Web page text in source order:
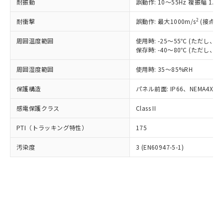
耐振動 誤動作: 10～55Hz 複振幅
耐衝撃 誤動作: 最大1000m/s2 (接点
周囲温度範囲
使用時: -25～55℃ (ただし、氷
保存時: -40～80℃ (ただし、氷
周囲湿度範囲 使用時: 35～85%RH
保護構造 パネル前面: IP66、NEMA4X,
感電保護クラス Class II
PTI（トラッキング特性） 175
汚染度 3 (EN60947-5-1)
正式な納期状況および標準価格はお客
様のお取引先、またはお客様担当のオ
ムロン制御機器販売店・当社販売員に
オムロン制御機器販売店や当社販売拠
販売ネットワーク
」をご確認
在庫状況および標準価格結果を当社の
事前の承諾なく第三者に漏洩または開
示しないようお願いします。
マイパーツ機能（部品リスト作成サー
ビス）をご利用いただくには、I-Web
メンバーズにご登録されている必要が
お客様が当ウェブサイト上で当社にご
但し、RoHS指令で産業用監視および制御機器に対する
適用除外項目は除く。
フタル酸エステル類の４物質については閾値を超える意
図的な使用がないことを確認しています。
部品在庫の切り替え状況などにより、予定
月が前後することがあります。
※3 非含有証明書ダウンロード
DBP(フタル酸ジブチル) : 1000ppm、 DIBP(フタル酸ジ
イソブチル) : 1000ppm、 BBP(フタル酸ブチルベンジ
DEHP(フタル酸ビス(2-エチルヘキシル)) : 1000ppm
準値以下であることを示します。
「10」：通常の使用状況下において有害物
質が外部に漏えいし、環境に深刻な影響を
及ぼさない年数を意味します。
「－」：未確認です。当社販売部門へお問
全に破砕するなど、違法に輸出されな
いよう必要な手段を講じます。
当社は貴社製品を、核兵器、ミサイ
ル、化学兵器、生物兵器またはその他
武器並びにこれらの製造装置等に一切
当社は、貴社製品を第三者に販売する
場合は、上記1、2および3の内容を当
該第三者に通知します。また当社は、
販売先および販売に係わる関係者が違
法に輸出するおそれがある場合は、取
り引きをいたしません。
一定数には満たないが在庫あり
－
在庫なし(最新の在庫状況につ
いては、お客様のお取引先、ま
たはお客様担当のオムロン制御
機器販売店・当社販売員にご確
空
受注生産機種、また在庫状況の
情報を公開していない機種